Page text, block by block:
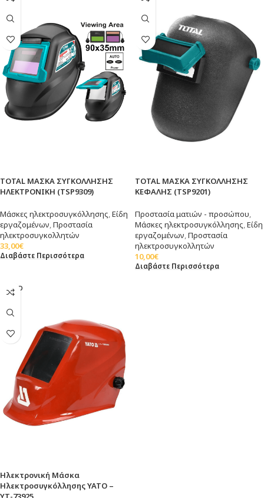
OUT
TOTAL ΜΑΣΚΑ ΣΥΓΚΟΛΛΗΣΗΣ
ΗΛΕΚΤΡΟΝΙΚΗ (TSP9309)
Μάσκες ηλεκτροσυγκόλλησης,Είδη
εργαζομένων,Προστασία
ηλεκτροσυγκολλητών
33,00€
Διαβάστε Περισσότερα
OUT
TOTAL ΜΑΣΚΑ ΣΥΓΚΟΛΛΗΣΗΣ
ΚΕΦΑΛΗΣ (TSP9201)
Προστασία ματιών - προσώπου,
Μάσκες ηλεκτροσυγκόλλησης,Είδη
εργαζομένων,Προστασία
ηλεκτροσυγκολλητών
10,00€
Διαβάστε Περισσότερα
SOLD
OUT
Ηλεκτρονική Μάσκα
Ηλεκτροσυγκόλλησης YATO –